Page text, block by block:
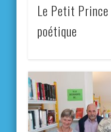
Le Petit
poétique